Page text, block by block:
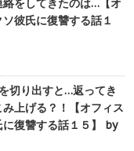
をしてきたのは…【オ
彼氏に復讐する話１
切り出すと…返ってき
上げる？！【オフィス
復讐する話１５】 by